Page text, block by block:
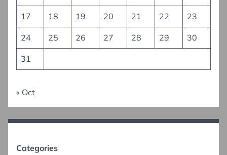
17 18 19 20 21 22 23
24 25 26 27 28 29 30
31
« Oct
Categories